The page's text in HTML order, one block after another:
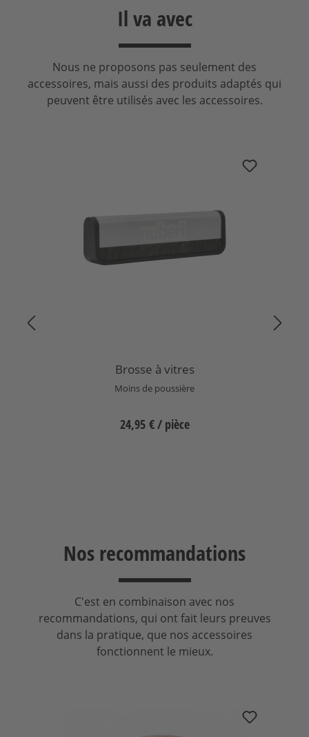
Il va avec
Nous ne proposons pas seulement des
accessoires, mais aussi des produits adaptés qui
peuvent être utilisés avec les accessoires.
Brosse à vitres
Moins de poussière
24,95 €/ pièce
Nos recommandations
C'est en combinaison avec nos
recommandations, qui ont fait leurs preuves
dans la pratique, que nos accessoires
fonctionnent le mieux.